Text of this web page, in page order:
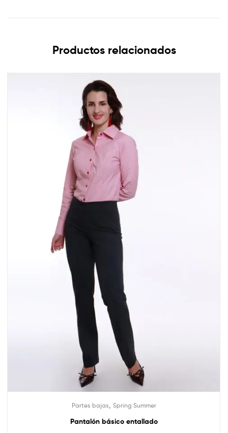
Productos relacionados
Partes bajas Spring Summer
Pantalón básico entallado